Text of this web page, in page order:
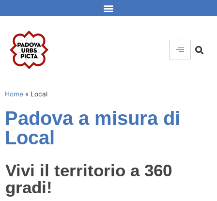
Home » Local
Padova a misura di
Local
Vivi il territorio a 360
gradi!